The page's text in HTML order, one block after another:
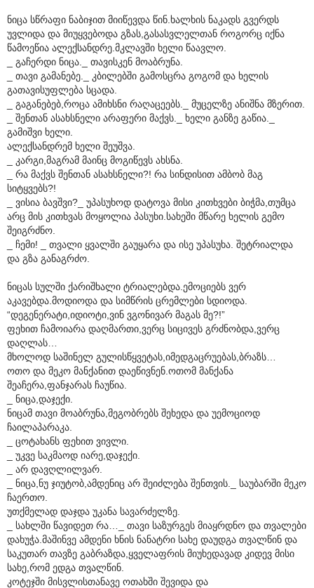
ნიცა სწრაფი ნაბიჯით მიიწევდა წინ.ხალხის ნაკადს გვერდს
უვლიდა და მიუყვებოდა გზას,გასასვლელთან როგორც იქნა
წამოეწია ალექსანდრე.მკლავში ხელი წაავლო.
_ გაჩერდი ნიცა._ თავისკენ მოაბრუნა.
_ თავი გამანებე._ კბილებში გამოსცრა გოგომ და ხელის
გათავისუფლება სცადა.
_ გაგანებებ,როცა ამიხსნი რაღაცეებს._ მუცელზე ანიშნა მზერით.
_ შენთან ასახსნელი არაფერი მაქვს._ ხელი განზე გაწია._
გამიშვი ხელი.
ალექსანდრემ ხელი შეუშვა.
_ კარგი,მაგრამ მაინც მოგიწევს ახსნა.
_ რა მაქვს შენთან ასახსნელი?! რა სინდისით ამბობ მაგ
სიტყვებს?!
_ ვისია ბავშვი?_ უპასუხოდ დატოვა მისი კითხვები ბიჭმა,თუმცა
არც მის კითხვას მოყოლია პასუხი.სახეში მწარე ხელის გემო
შეიგრძნო.
_ ჩემი! _ თვალი ყვალში გაუყარა და ისე უპასუხა. შეტრიალდა
და გზა განაგრძო.
ნიცას სულში ქარიშხალი ტრიალებდა.ემოციებს ვერ
აკავებდა.მოდიოდა და სიმწრის ცრემლები სდიოდა.
“დეგენერატი,იდიოტი,ვინ ვგონივარ მაგას მე?!”
ფეხით ჩამოიარა დაღმართი,ვერც სიცივეს გრძნობდა,ვერც
დაღლას…
მხოლოდ საშინელ გულისწყვეტას,იმედგაცრუებას,ბრაზს…
ოთო და მეკო მანქანით დაეწივნენ.ოთომ მანქანა
შეაჩერა,ფანჯარას ჩაუწია.
_ ნიცა,დაჯექი.
ნიცამ თავი მოაბრუნა,მეგობრებს შეხედა და უემოციოდ
ჩაილაპარაკა.
_ ცოტახანს ფეხით ვივლი.
_ უკვე საკმაოდ იარე,დაჯექი.
_ არ დავღლილვარ.
_ ნიცა,ნუ ჯიუტობ,ამდენიც არ შეიძლება შენთვის._ საუბარში მეკო
ჩაერთო.
უთქმელად დაჯდა უკანა სავარძელზე.
_ სახლში წავიდეთ რა…_ თავი საზურგეს მიაყრდნო და თვალები
დახუჭა.მაშინვე ამდენი ხნის ნანატრი სახე დაუდგა თვალწინ და
საკუთარ თავზე გაბრაზდა,ყველაფრის მიუხედავად კიდევ მისი
სახე,რომ ედგა თვალწინ.
კოტეჯში მისვლისთანავე ოთახში შევიდა და